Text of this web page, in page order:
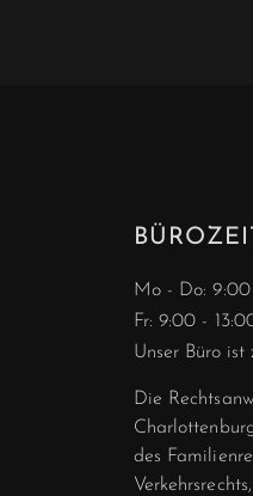
Mo - Do: 9:00
Fr: 9:00 -
Unser Büro ist
Die
des